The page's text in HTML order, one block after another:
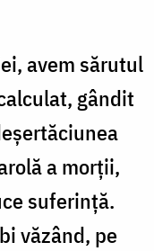
avem sărutul
gândit
a morţii,
suferinţă.
văzând, pe